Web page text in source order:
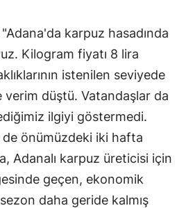
karpuz hasadında
Kilogram fiyatı 8 lira
istenilen seviyede
verim düştü. Vatandaşlar da
ilgiyi göstermedi.
önümüzdeki iki hafta
Adanalı karpuz üreticisi için
geçen, ekonomik
daha geride kalmış